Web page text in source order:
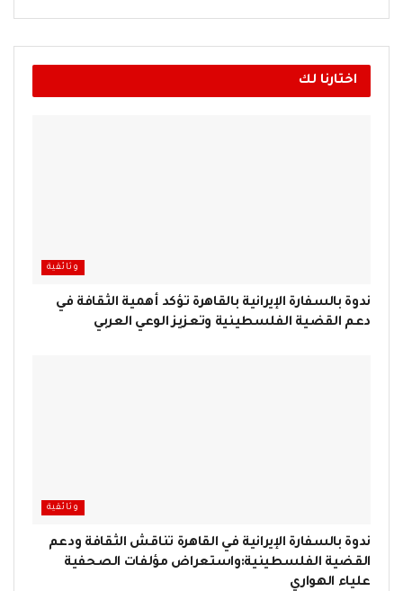
اختارنا لك
وثائقية
ندوة بالسفارة الإيرانية بالقاهرة تؤكد أهمية الثقافة في
دعم القضية الفلسطينية وتعزيز الوعي العربي
وثائقية
ندوة بالسفارة الإيرانية في القاهرة تناقش الثقافة ودعم
القضية الفلسطينية:واستعراض مؤلفات الصحفية
علياء الهواري